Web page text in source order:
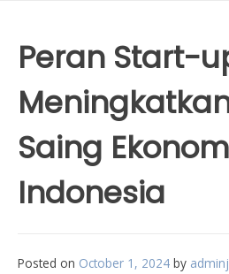
Peran Start-
Saing
Indonesia
Posted on October 1, 2024 by